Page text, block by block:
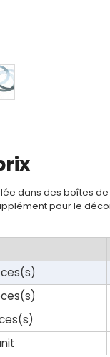
dans des boîtes de
pour le